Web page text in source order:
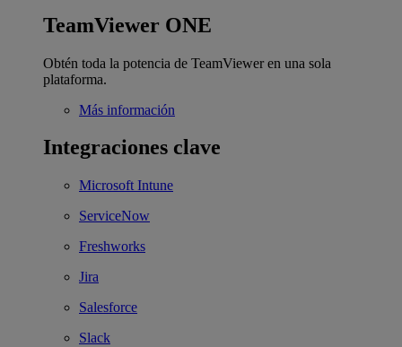
TeamViewer ONE
Obtén toda la potencia de TeamViewer en una sola
plataforma.
Más información
Integraciones clave
Microsoft Intune
ServiceNow
Freshworks
Jira
Salesforce
Slack